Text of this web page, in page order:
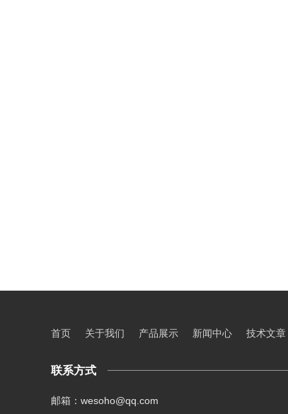
首页 关于我们 产品展示 新闻中心 技术文章
联系方式
邮箱：wesoho@qq.com